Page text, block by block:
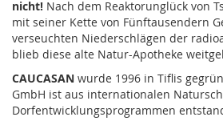
nicht! Nach dem Reaktorunglück von
mit seiner Kette von Fünftausendern
verseuchten Niederschlägen der
blieb diese alte Natur-Apotheke
CAUCASAN wurde 1996 in Tiflis
GmbH ist aus internationalen
Dorfentwicklungsprogrammen